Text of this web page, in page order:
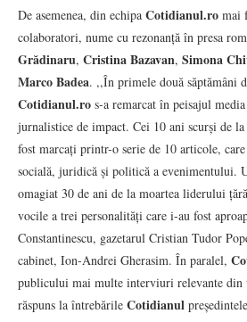
De asemenea, din echipa Cotidianul.ro mai
colaboratori, nume cu rezonanță în presa
Grădinaru, Cristina Bazavan, Simona
Marco Badea. ,,În primele două săptămâni
Cotidianul.ro s-a remarcat în peisajul
jurnalistice de impact. Cei 10 ani scurși de
fost marcați printr-o serie de 10 articole,
socială, juridică și politică a evenimentului.
omagiat 30 de ani de la moartea liderului
vocile a trei personalități care i-au fost
Constantinescu, gazetarul Cristian Tudor
cabinet, Ion-Andrei Gherasim. În paralel,
publicului mai multe interviuri relevante din
răspuns la întrebările Cotidianul